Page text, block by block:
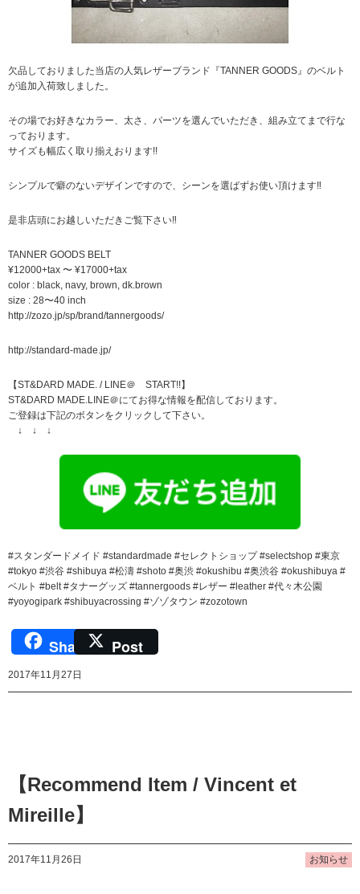
欠品しておりました当店の人気レザーブランド『TANNER GOODS』のベルト
が追加入荷致しました。
その場でお好きなカラー、太さ、パーツを選んでいただき、組み立てまで行な
っております。
サイズも幅広く取り揃えおります!!
シンプルで癖のないデザインですので、シーンを選ばずお使い頂けます‼︎
是非店頭にお越しいただきご覧下さい‼︎
TANNER GOODS BELT
¥12000+tax 〜 ¥17000+tax
color : black, navy, brown, dk.brown
size : 28〜40 inch
http://zozo.jp/sp/brand/tannergoods/
http://standard-made.jp/
【ST&DARD MADE. / LINE＠ START!!】
ST&DARD MADE.LINE＠にてお得な情報を配信しております。
ご登録は下記のボタンをクリックして下さい。
↓ ↓ ↓
#スタンダードメイド #standardmade #セレクトショップ #selectshop #東京
#tokyo #渋谷 #shibuya #松濤 #shoto #奥渋 #okushibu #奥渋谷 #okushibuya #
ベルト #belt #タナーグッズ #tannergoods #レザー #leather #代々木公園
#yoyogipark #shibuyacrossing #ゾゾタウン #zozotown
Share Post
2017年11月27日
【Recommend Item / Vincent et
Mireille】
2017年11月26日 お知らせ